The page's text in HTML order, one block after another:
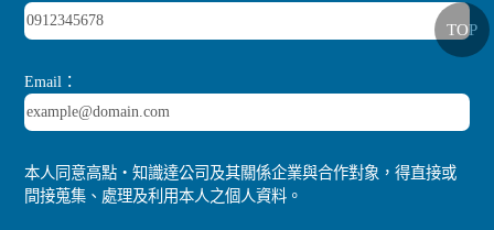
Email：
本人同意高點‧知識達公司及其關係企業與合作對象，得直接或
間接蒐集、處理及利用本人之個人資料。
TOP